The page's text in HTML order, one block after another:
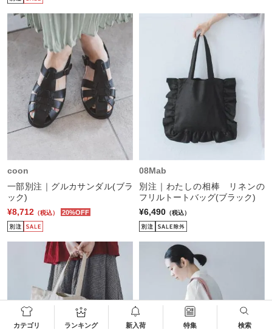
カテゴリ ランキング 新入荷 特集 検索
coon
一部別注｜グルカサンダル(ブラ
ック)
¥8,712 （税込） 20%OFF
08Mab
別注｜わたしの相棒 リネンの
フリルトートバッグ(ブラック)
¥6,490 （税込）